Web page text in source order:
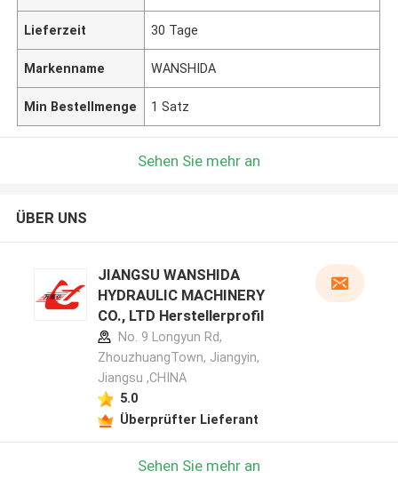
Lieferzeit 30 Tage
Markenname WANSHIDA
Min Bestellmenge 1 Satz
Sehen Sie mehr an
ÜBER UNS
JIANGSU WANSHIDA
HYDRAULIC MACHINERY
CO., LTD Herstellerprofil
No. 9 Longyun Rd,
ZhouzhuangTown, Jiangyin,
Jiangsu ,CHINA
5.0
Überprüfter Lieferant
Sehen Sie mehr an